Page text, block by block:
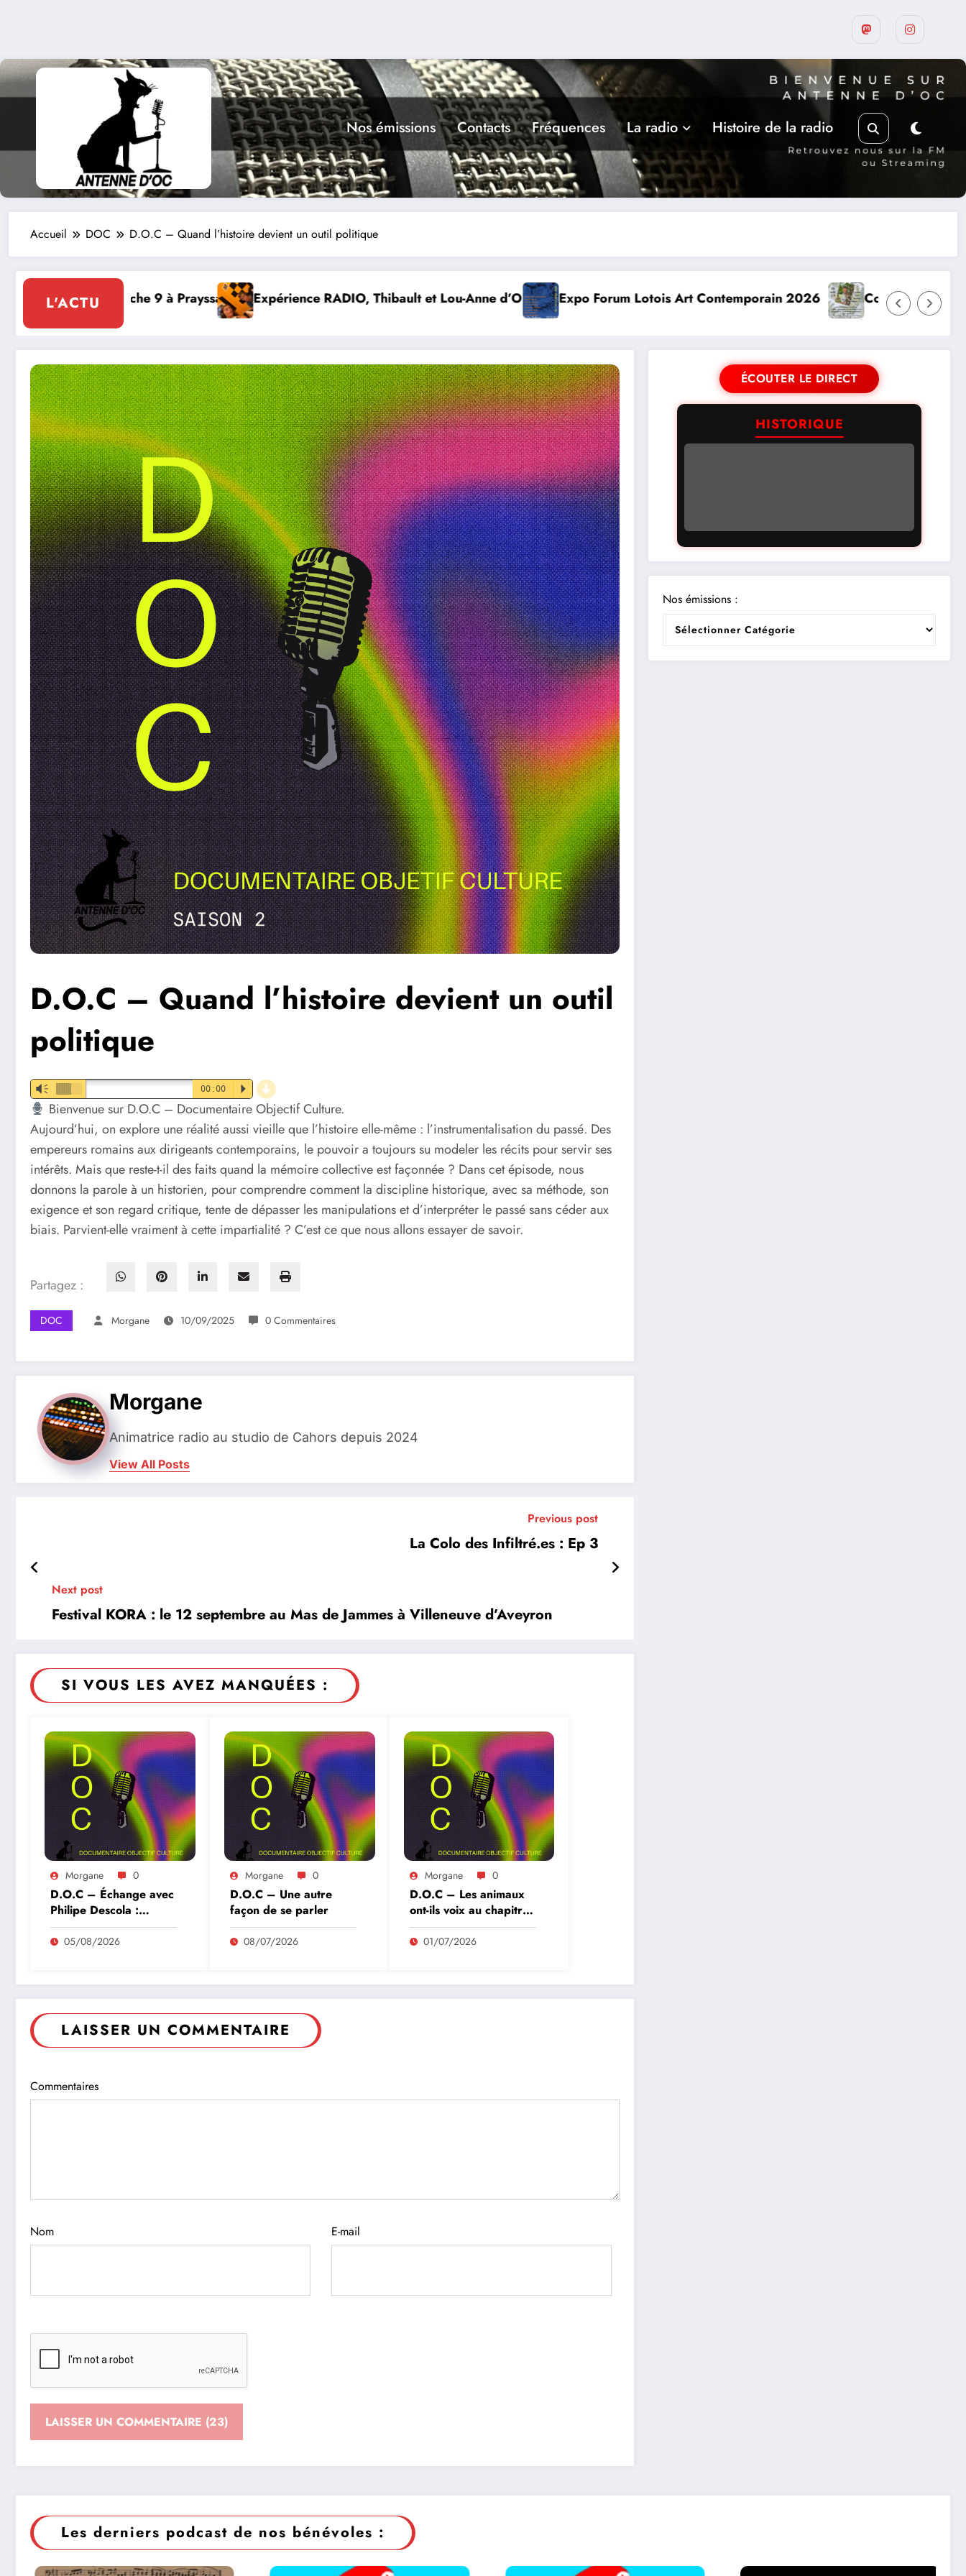
Nos émissions Contacts Fréquences La radio Histoire de la radio
Accueil DOC D.O.C – Quand l’histoire devient un outil politique
L'ACTU
Thibault et Lou-Anne d’OlmetoExpo Forum Lotois Art Contemporain 2026 Conte à la Grotte : Yannick Jaulin à Cajarc le 5 aoûtLes rencontres de
D.O.C – Quand l’histoire devient un outil
politique
Vm 00:00 P d
Bienvenue sur D.O.C – Documentaire Objectif Culture.
Aujourd’hui, on explore une réalité aussi vieille que l’histoire elle-même : l’instrumentalisation du passé. Des
empereurs romains aux dirigeants contemporains, le pouvoir a toujours su modeler les récits pour servir ses
intérêts. Mais que reste-t-il des faits quand la mémoire collective est façonnée ? Dans cet épisode, nous
donnons la parole à un historien, pour comprendre comment la discipline historique, avec sa méthode, son
exigence et son regard critique, tente de dépasser les manipulations et d’interpréter le passé sans céder aux
biais. Parvient-elle vraiment à cette impartialité ? C’est ce que nous allons essayer de savoir.
Partagez :
DOC Morgane 10/09/2025 0 Commentaires
Morgane
Animatrice radio au studio de Cahors depuis 2024
View All Posts
Previous post
La Colo des Infiltré.es : Ep 3
Next post
Festival KORA : le 12 septembre au Mas de Jammes à Villeneuve d’Aveyron
SI VOUS LES AVEZ MANQUÉES :
Morgane 0
D.O.C – Échange avec
Philipe Descola :
comprendre l’humanité
autrement
05/08/2026
Morgane 0
D.O.C – Une autre
façon de se parler
08/07/2026
Morgane 0
D.O.C – Les animaux
ont-ils voix au chapitre
?
01/07/2026
LAISSER UN COMMENTAIRE
Commentaires
Nom E-mail
ÉCOUTER LE DIRECT
HISTORIQUE
Nos émissions :
Les derniers podcast de nos bénévoles :